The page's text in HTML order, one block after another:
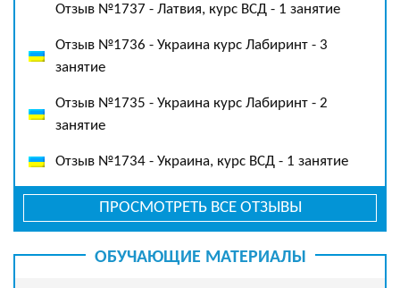
Отзыв №1737 - Латвия, курс ВСД - 1 занятие
Отзыв №1736 - Украина курс Лабиринт - 3
занятие
Отзыв №1735 - Украина курс Лабиринт - 2
занятие
Отзыв №1734 - Украина, курс ВСД - 1 занятие
ПРОСМОТРЕТЬ ВСЕ ОТЗЫВЫ
ОБУЧАЮЩИЕ МАТЕРИАЛЫ